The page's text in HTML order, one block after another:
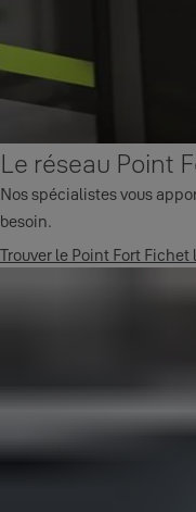
Le réseau Point
Nos spécialistes vous
besoin.
Trouver le Point Fort